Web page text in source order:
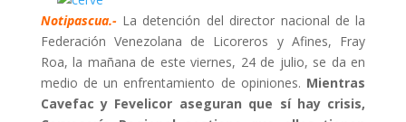
Notipascua.-La detención del director nacional de la
Federación Venezolana de Licoreros y Afines, Fray
Roa, la mañana de este viernes, 24 de julio, se da en
medio de un enfrentamiento de opiniones. Mientras
Cavefac y Fevelicor aseguran que sí hay crisis,